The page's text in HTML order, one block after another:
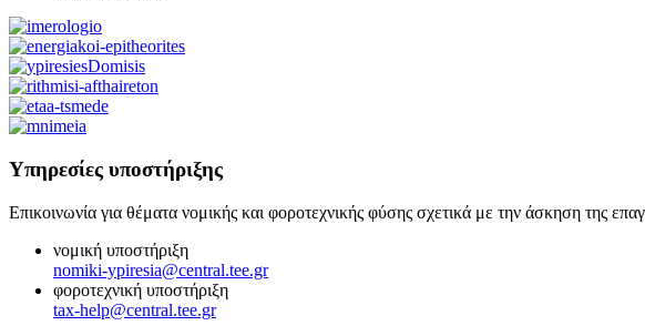
Υπηρεσίες υποστήριξης
Επικοινωνία για θέματα νομικής και φοροτεχνικής φύσης σχετικά με την άσκηση της
νομική υποστήριξη
nomiki-ypiresia@central.tee.gr
φοροτεχνική υποστήριξη
tax-help@central.tee.gr